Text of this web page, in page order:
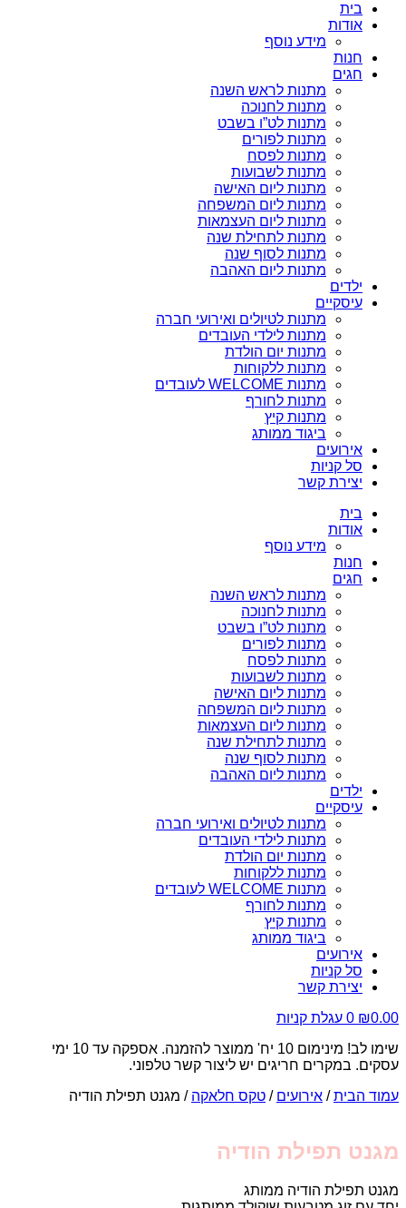
בית
אודות
מידע נוסף
חנות
חגים
מתנות לראש השנה
מתנות לחנוכה
מתנות לט”ו בשבט
מתנות לפורים
מתנות לפסח
מתנות לשבועות
מתנות ליום האישה
מתנות ליום המשפחה
מתנות ליום העצמאות
מתנות לתחילת שנה
מתנות לסוף שנה
מתנות ליום האהבה
ילדים
עיסקיים
מתנות לטיולים ואירועי חברה
מתנות לילדי העובדים
מתנות יום הולדת
מתנות ללקוחות
מתנות WELCOME לעובדים
מתנות לחורף
מתנות קיץ
ביגוד ממותג
אירועים
סל קניות
יצירת קשר
בית
אודות
מידע נוסף
חנות
חגים
מתנות לראש השנה
מתנות לחנוכה
מתנות לט”ו בשבט
מתנות לפורים
מתנות לפסח
מתנות לשבועות
מתנות ליום האישה
מתנות ליום המשפחה
מתנות ליום העצמאות
מתנות לתחילת שנה
מתנות לסוף שנה
מתנות ליום האהבה
ילדים
עיסקיים
מתנות לטיולים ואירועי חברה
מתנות לילדי העובדים
מתנות יום הולדת
מתנות ללקוחות
מתנות WELCOME לעובדים
מתנות לחורף
מתנות קיץ
ביגוד ממותג
אירועים
סל קניות
יצירת קשר
₪0.00
0 עגלת קניות
שימו לב! מינימום 10 יח' ממוצר להזמנה. אספקה עד 10 ימי
עסקים. במקרים חריגים יש ליצור קשר טלפוני.
עמוד הבית/ אירועים / טקס חלאקה / מגנט תפילת הודיה
מגנט תפילת הודיה
מגנט תפילת הודיה ממותג